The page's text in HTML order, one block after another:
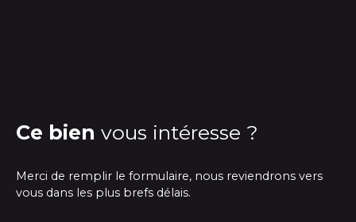
Ce bien vous intéresse ?
Merci de remplir le formulaire, nous reviendrons vers
vous dans les plus brefs délais.